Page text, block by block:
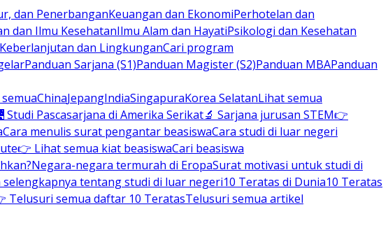
dan PenerbanganKeuangan dan EkonomiPerhotelan dan
dan Ilmu KesehatanIlmu Alam dan HayatiPsikologi dan Kesehatan
Keberlanjutan dan LingkunganCari program
Panduan Sarjana (S1)Panduan Magister (S2)Panduan MBAPanduan
ChinaJepangIndiaSingapuraKorea SelatanLihat semua
Studi Pascasarjana di Amerika Serikat🔬 Sarjana jurusan STEM👉
Cara menulis surat pengantar beasiswaCara studi di luar negeri
👉 Lihat semua kiat beasiswaCari beasiswa
Negara-negara termurah di EropaSurat motivasi untuk studi di
selengkapnya tentang studi di luar negeri10 Teratas di Dunia10 Teratas
Telusuri semua daftar 10 TeratasTelusuri semua artikel